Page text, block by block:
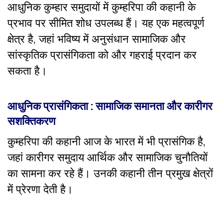
आधुनिक कुम्हार समुदायों में कुम्हरिपा की कहानी के
प्रभाव पर सीमित शोध उपलब्ध हैं। यह एक महत्वपूर्ण
क्षेत्र है, जहां भविष्य में अनुसंधान सामाजिक और
सांस्कृतिक प्रासंगिकता को और गहराई प्रदान कर
सकता है।
आधुनिक प्रासंगिकता : सामाजिक समानता और कारीगर
सशक्तिकरण
कुम्हरिपा की कहानी आज के भारत में भी प्रासंगिक है,
जहां कारीगर समुदाय आर्थिक और सामाजिक चुनौतियों
का सामना कर रहे हैं। उनकी कहानी तीन प्रमुख क्षेत्रों
में प्रेरणा देती है।